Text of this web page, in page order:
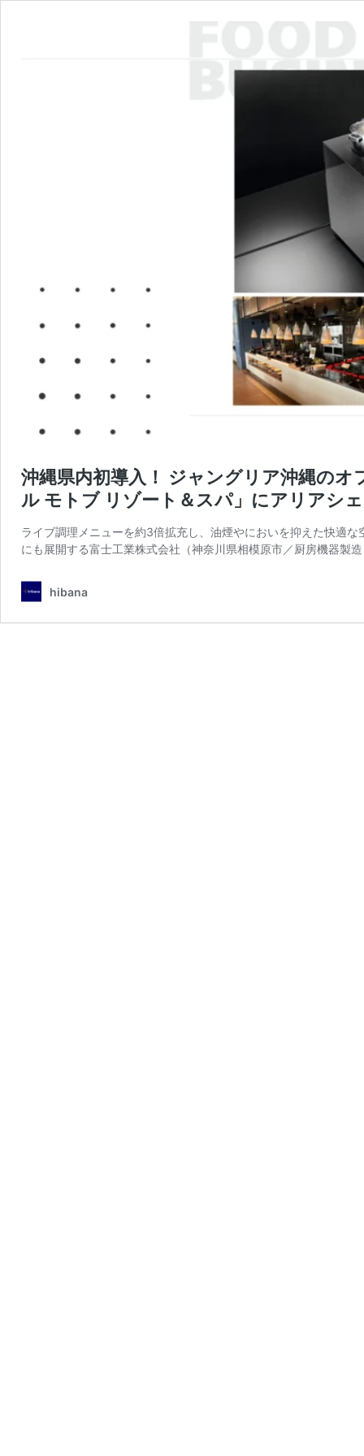
沖縄県内初導入！ ジャングリア沖縄の
ル モトブ リゾート＆スパ」にアリアシ
ライブ調理メニューを約3倍拡充し、油煙やにおいを抑えた快適
にも展開する富士工業株式会社（神奈川県相模原市／厨房機器製
hibana